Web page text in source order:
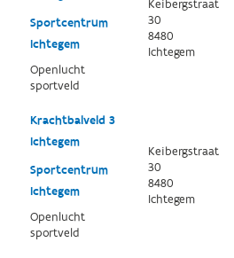
Sportcentrum
Ichtegem
Openlucht
sportveld
Keibergstraat
30
8480
Ichtegem
Krachtbalveld 3
Ichtegem
Sportcentrum
Ichtegem
Openlucht
sportveld
Keibergstraat
30
8480
Ichtegem